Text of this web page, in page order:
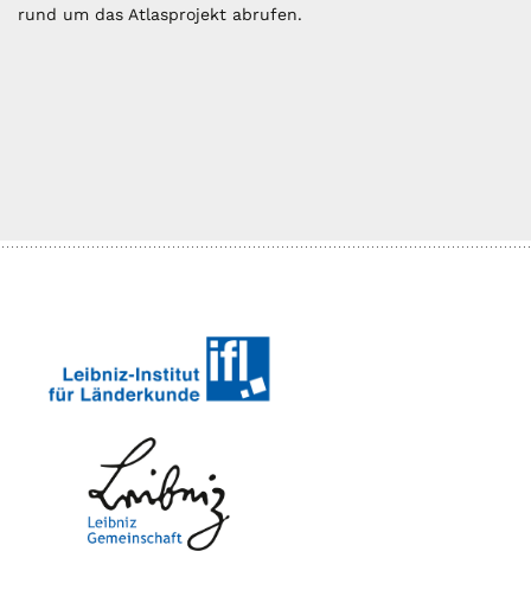
rund um das Atlasprojekt abrufen.